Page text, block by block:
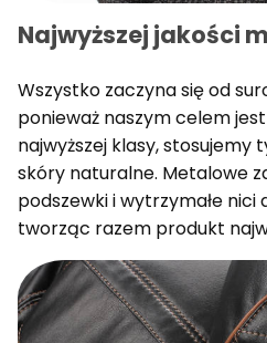
Najwyższej jakości
Wszystko zaczyna się od
ponieważ naszym celem
najwyższej klasy, stosujemy
skóry naturalne. Metalowe
podszewki i wytrzymałe nici
tworząc razem produkt